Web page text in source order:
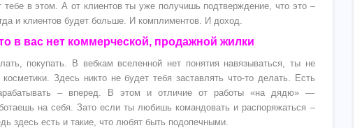
в этом. А от клиентов ты уже получишь подтверждение, что это –
и клиентов будет больше. И комплиментов. И доход.
в вас нет коммерческой, продажной жилки
покупать. В вебкам вселенной нет понятия навязываться, ты не
Здесь никто не будет тебя заставлять что-то делать. Есть
– вперед. В этом и отличие от работы «на дядю» —
на себя. Зато если ты любишь командовать и распоряжаться –
здесь есть и такие, что любят быть подопечными.